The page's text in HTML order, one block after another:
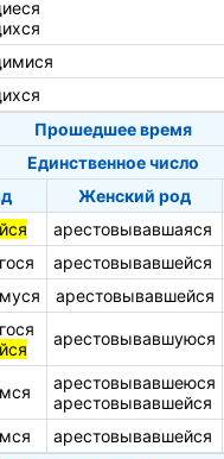
Прошедшее время
Единственное число
Женский род
арестовывавшаяся
арестовывавшейся
арестовывавшейся
арестовывавшуюся
арестовывавшеюся
арестовывавшейся
арестовывавшейся